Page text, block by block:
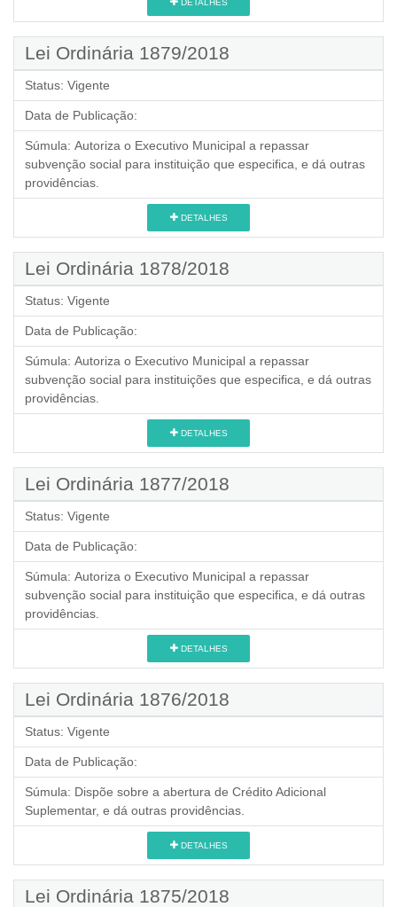
Lei Ordinária 1879/2018
Status: Vigente
Data de Publicação:
Súmula: Autoriza o Executivo Municipal a repassar
subvenção social para instituição que especifica, e dá outras
providências.
DETALHES
Lei Ordinária 1878/2018
Status: Vigente
Data de Publicação:
Súmula: Autoriza o Executivo Municipal a repassar
subvenção social para instituições que especifica, e dá outras
providências.
DETALHES
Lei Ordinária 1877/2018
Status: Vigente
Data de Publicação:
Súmula: Autoriza o Executivo Municipal a repassar
subvenção social para instituição que especifica, e dá outras
providências.
DETALHES
Lei Ordinária 1876/2018
Status: Vigente
Data de Publicação:
Súmula: Dispõe sobre a abertura de Crédito Adicional
Suplementar, e dá outras providências.
DETALHES
Lei Ordinária 1875/2018